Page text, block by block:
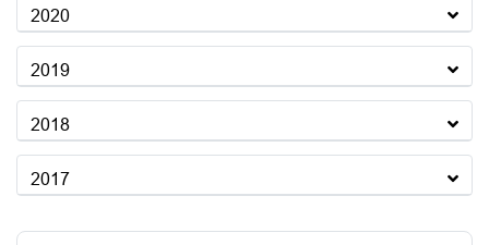
2020
2019
2018
2017